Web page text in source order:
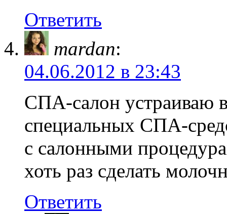
Ответить
mardan:
04.06.2012 в 23:43
СПА-салон устраиваю
специальных СПА-
с салонными
хоть раз сделать
Ответить